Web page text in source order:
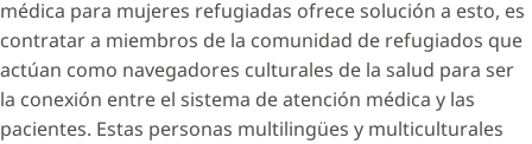
médica para mujeres refugiadas ofrece solución a esto, es
contratar a miembros de la comunidad de refugiados que
actúan como navegadores culturales de la salud para ser
la conexión entre el sistema de atención médica y las
pacientes. Estas personas multilingües y multiculturales